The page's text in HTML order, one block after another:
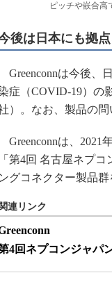
ピッチや嵌合高
後は日本にも拠
Greenconnは今後、
症（COVID-19）の
）。なお、製品の
Greenconnは、2021
「第4回 名古屋ネプ
ングコネクター製品群
関連リンク
4回ネプコンジャパ